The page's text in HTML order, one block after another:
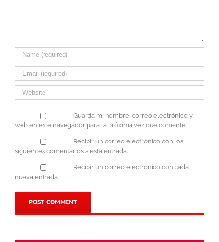
Guarda mi nombre, correo electrónico y
web en este navegador para la próxima vez que comente.
Recibir un correo electrónico con los
siguientes comentarios a esta entrada.
Recibir un correo electrónico con cada
nueva entrada.